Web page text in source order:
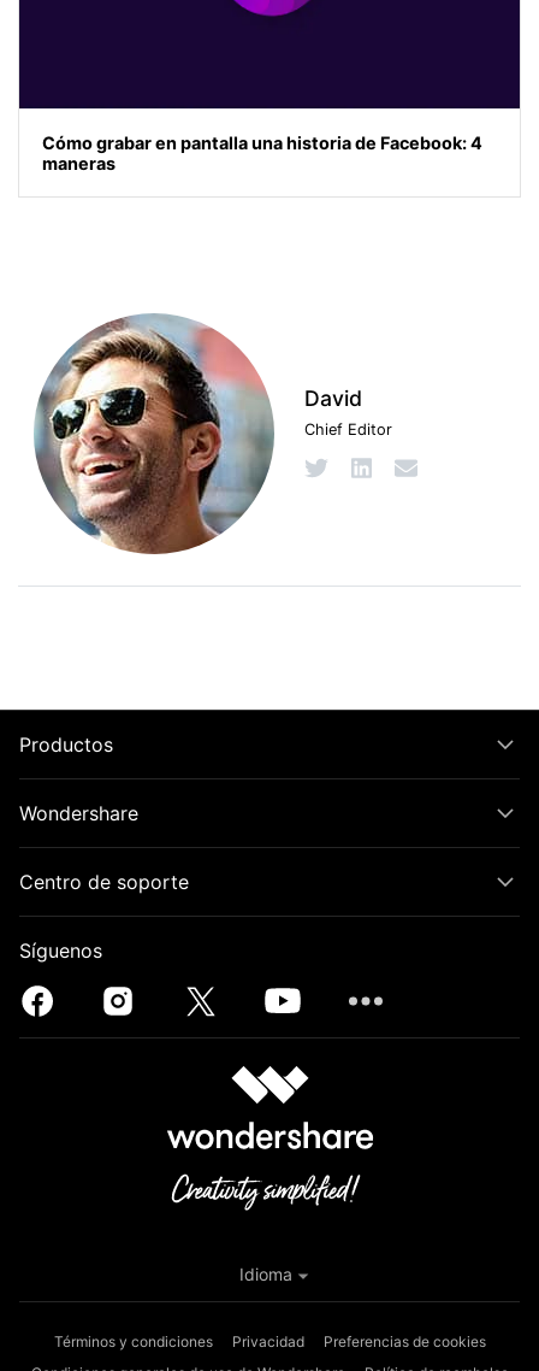
Cómo grabar en pantalla una historia de Facebook: 4
maneras
David
Chief Editor
Productos
Wondershare
Centro de soporte
Síguenos
Términos y condiciones Privacidad
Preferencias de cookies
Idioma